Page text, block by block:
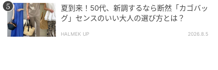
アクセサリー：Lovenity夏到来！50代、新調するなら断然「カゴバッ
グ」センスのいい大人の選び方とは？
HALMEK UP 2026.8.5